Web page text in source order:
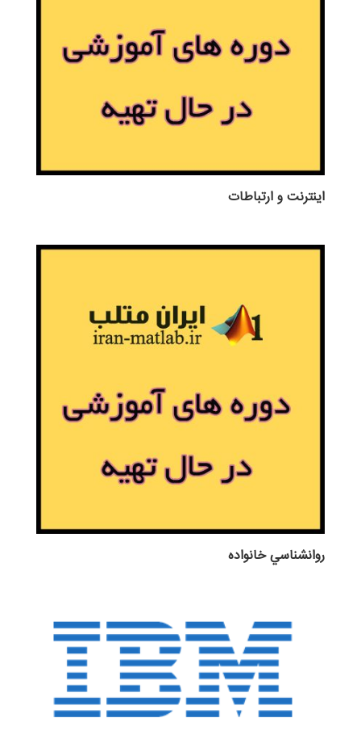
اينترنت و ارتباطات
روانشناسي خانواده